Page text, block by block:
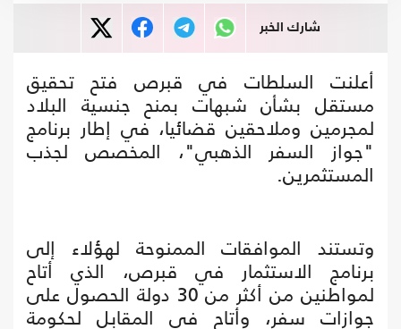
شارك الخبر
أعلنت السلطات في قبرص فتح تحقيق
مستقل بشأن شبهات بمنح جنسية البلاد
لمجرمين وملاحقين قضائيا، في إطار برنامج
"جواز السفر الذهبي"، المخصص لجذب
المستثمرين.
وتستند الموافقات الممنوحة لهؤلاء إلى
برنامج الاستثمار في قبرص، الذي أتاح
لمواطنين من أكثر من 30 دولة الحصول على
جوازات سفر، وأتاح في المقابل لحكومة